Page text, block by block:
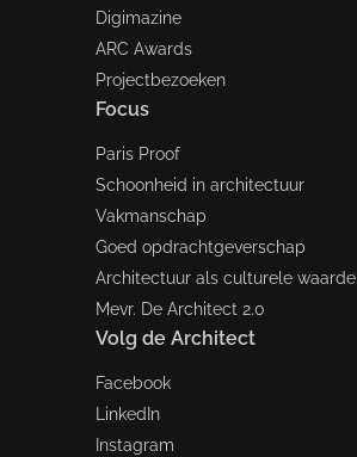
Digimazine
ARC Awards
Projectbezoeken
Focus
Paris Proof
Schoonheid in architectuur
Vakmanschap
Goed opdrachtgeverschap
Architectuur als culturele waarde
Mevr. De Architect 2.0
Volg de Architect
Facebook
LinkedIn
Instagram